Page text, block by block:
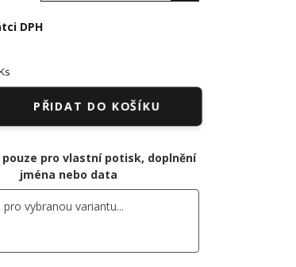
DPH
PŘIDAT DO KOŠÍKU
pro vlastní potisk, doplnění
jména nebo data